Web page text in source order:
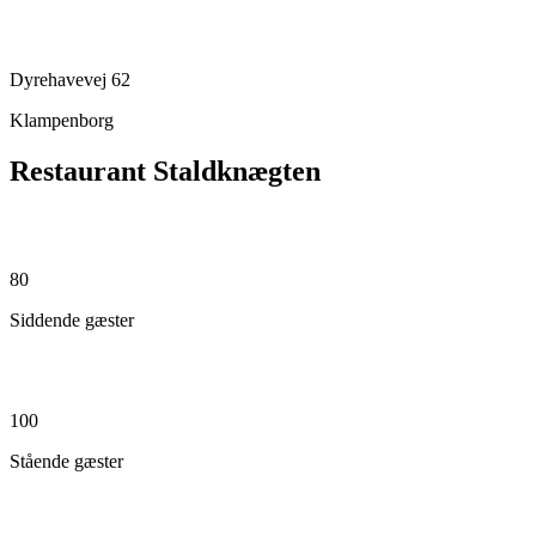
Dyrehavevej 62
Klampenborg
Restaurant Staldknægten
80
Siddende gæster
100
Stående gæster